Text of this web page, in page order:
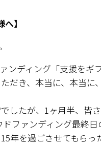
】
ンディング「支援をギ
だき、本当に、本当に
したが、1ヶ月半、皆
ファンディング最終
年を過ごさせてもらっ